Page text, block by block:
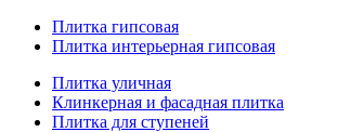
Плитка гипсовая
Плитка интерьерная гипсовая
Плитка уличная
Клинкерная и фасадная плитка
Плитка для ступеней